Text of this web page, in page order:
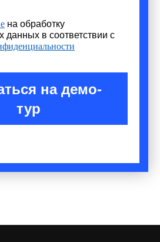
на обработку
данных в соответствии с
на демо-
тур